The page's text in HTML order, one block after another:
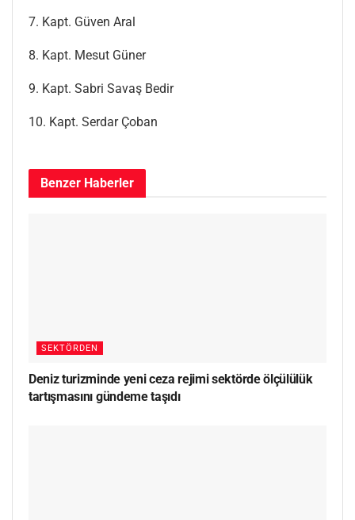
7. Kapt. Güven Aral
8. Kapt. Mesut Güner
9. Kapt. Sabri Savaş Bedir
10. Kapt. Serdar Çoban
Benzer Haberler
SEKTÖRDEN
Deniz turizminde yeni ceza rejimi sektörde ölçülülük
tartışmasını gündeme taşıdı